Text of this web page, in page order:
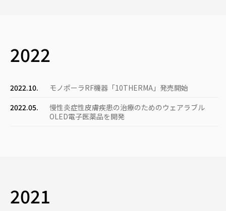
2022
2022.10.
モノポーラRF機器「10THERMA」発売開始
2022.05.
慢性炎症性皮膚疾患の治療のためのウェアラブル
OLED電子医薬品を開発
2021